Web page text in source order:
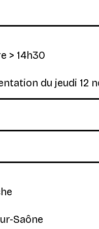
> 14h30
du jeudi 12
Saône